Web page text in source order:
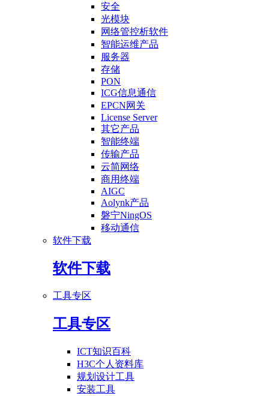
安全
光模块
网络管控析软件
智能运维产品
服务器
存储
PON
ICG信息通信
EPCN网关
License Server
其它产品
智能终端
传输产品
云简网络
商用终端
AIGC
Aolynk产品
磐宁NingOS
移动通信
软件下载
软件下载
工具专区
工具专区
ICT知识百科
H3C个人资料库
规划设计工具
安装工具